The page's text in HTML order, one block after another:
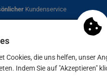
Kundenservice
Blog
Cookies, die uns helfen, unser
Indem Sie auf "Akzeptieren"